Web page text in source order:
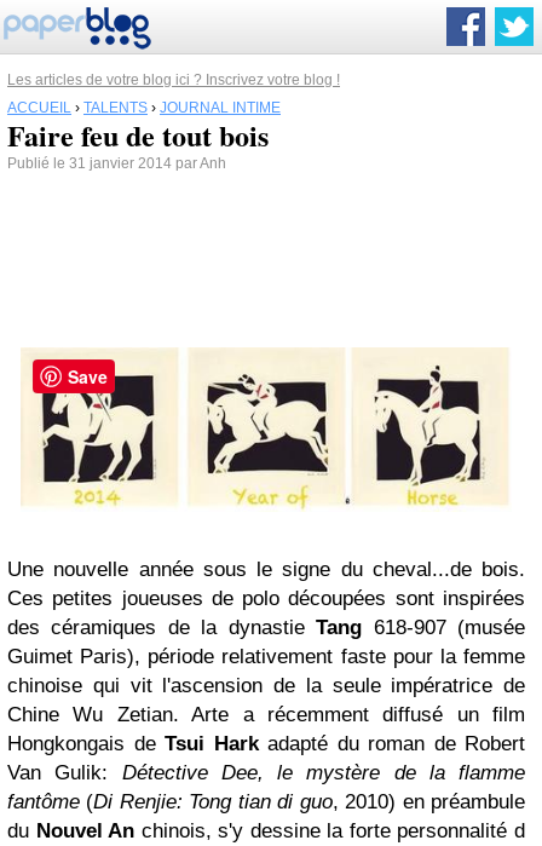
Les articles de votre blog ici ? Inscrivez votre blog !
ACCUEIL › TALENTS › JOURNAL INTIME
Faire feu de tout bois
Publié le 31 janvier 2014 par Anh
Une nouvelle année sous le signe du cheval...de bois.
Ces petites joueuses de polo découpées sont inspirées
des céramiques de la dynastieTang 618-907 (musée
Guimet Paris), période relativement faste pour la femme
chinoise qui vit l'ascension de la seule impératrice de
Chine Wu Zetian. Arte a récemment diffusé un film
Hongkongais de Tsui Harkadapté du roman de Robert
Van Gulik: Détective Dee, le mystère de la flamme
fantôme (Di Renjie: Tong tian di guo, 2010) en préambule
du Nouvel An chinois, s'y dessine la forte personnalité d
Save